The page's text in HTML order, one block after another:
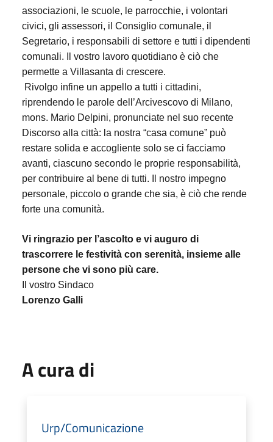
associazioni, le scuole, le parrocchie, i volontari
civici, gli assessori, il Consiglio comunale, il
Segretario, i responsabili di settore e tutti i dipendenti
comunali. Il vostro lavoro quotidiano è ciò che
permette a Villasanta di crescere.
Rivolgo infine un appello a tutti i cittadini,
riprendendo le parole dell’Arcivescovo di Milano,
mons. Mario Delpini, pronunciate nel suo recente
Discorso alla città: la nostra “casa comune” può
restare solida e accogliente solo se ci facciamo
avanti, ciascuno secondo le proprie responsabilità,
per contribuire al bene di tutti. Il nostro impegno
personale, piccolo o grande che sia, è ciò che rende
forte una comunità.
Vi ringrazio per l’ascolto e vi auguro di
trascorrere le festività con serenità, insieme alle
persone che vi sono più care.
Il vostro Sindaco
Lorenzo Galli
A cura di
Urp/Comunicazione